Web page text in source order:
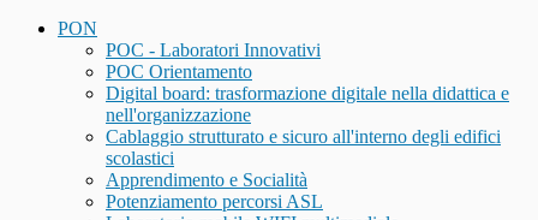
PON
POC - Laboratori Innovativi
POC Orientamento
Digital board: trasformazione digitale nella didattica e
nell'organizzazione
Cablaggio strutturato e sicuro all'interno degli edifici
scolastici
Apprendimento e Socialità
Potenziamento percorsi ASL